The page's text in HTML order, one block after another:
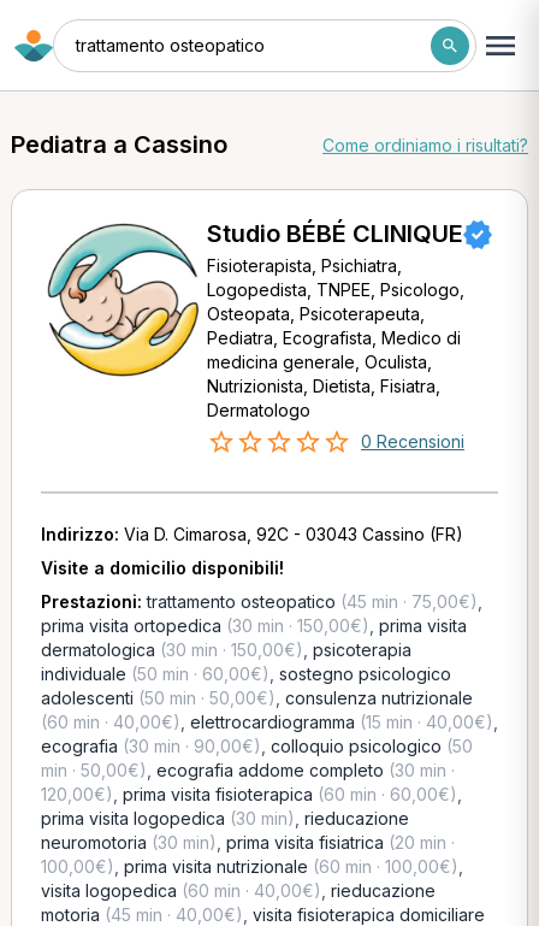
trattamento osteopatico
Pediatra a Cassino Come ordiniamo i risultati?
Studio BÉBÉ CLINIQUE
Fisioterapista, Psichiatra,
Logopedista, TNPEE, Psicologo,
Osteopata, Psicoterapeuta,
Pediatra, Ecografista, Medico di
medicina generale, Oculista,
Nutrizionista, Dietista, Fisiatra,
Dermatologo
0 Recensioni
Indirizzo: Via D. Cimarosa, 92C - 03043 Cassino (FR)
Visite a domicilio disponibili!
Prestazioni:trattamento osteopatico (45 min · 75,00€)
prima visita ortopedica (30 min · 150,00€) prima visita
dermatologica (30 min · 150,00€) psicoterapia
individuale (50 min · 60,00€) sostegno psicologico
adolescenti (50 min · 50,00€) consulenza nutrizionale
(60 min · 40,00€) elettrocardiogramma (15 min · 40,00€)
ecografia (30 min · 90,00€) colloquio psicologico (50
min · 50,00€) ecografia addome completo (30 min ·
120,00€) prima visita fisioterapica (60 min · 60,00€)
prima visita logopedica (30 min) rieducazione
neuromotoria (30 min) prima visita fisiatrica (20 min ·
100,00€) prima visita nutrizionale (60 min · 100,00€)
visita logopedica (60 min · 40,00€) rieducazione
motoria (45 min · 40,00€) visita fisioterapica domiciliare